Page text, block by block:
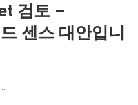
검토 –
센스 대안입니